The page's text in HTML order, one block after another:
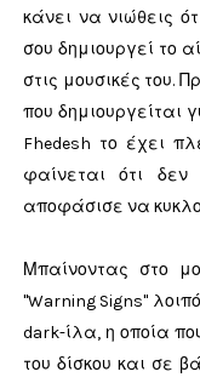
κάνει να νιώθεις
σου δημιουργεί το
στις μουσικές του.
που δημιουργείται
Fhedesh το έχει
φαίνεται ότι δεν
αποφάσισε να
Μπαίνοντας στο
"Warning Signs"
dark-ίλα, η οποία
του δίσκου και σε